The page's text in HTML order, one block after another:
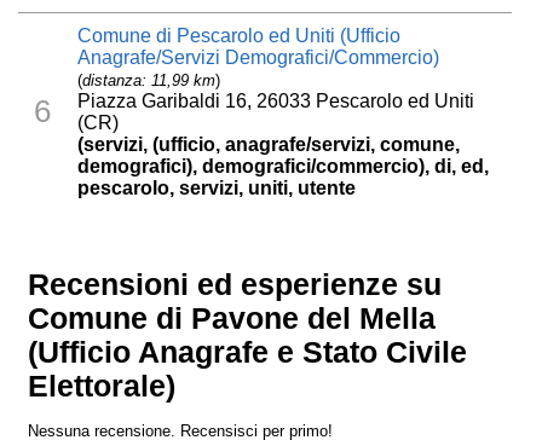
6
Comune di Pescarolo ed Uniti (Ufficio
Anagrafe/Servizi Demografici/Commercio)
(distanza: 11,99 km)
Piazza Garibaldi 16, 26033 Pescarolo ed Uniti
(CR)
(servizi, (ufficio, anagrafe/servizi, comune,
demografici), demografici/commercio), di, ed,
pescarolo, servizi, uniti, utente
Recensioni ed esperienze su
Comune di Pavone del Mella
(Ufficio Anagrafe e Stato Civile
Elettorale)
Nessuna recensione. Recensisci per primo!